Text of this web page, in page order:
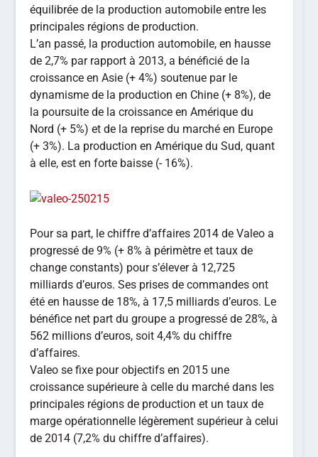
équilibrée de la production automobile entre les
principales régions de production.
L’an passé, la production automobile, en hausse
de 2,7% par rapport à 2013, a bénéficié de la
croissance en Asie (+ 4%) soutenue par le
dynamisme de la production en Chine (+ 8%), de
la poursuite de la croissance en Amérique du
Nord (+ 5%) et de la reprise du marché en Europe
(+ 3%). La production en Amérique du Sud, quant
à elle, est en forte baisse (- 16%).
Pour sa part, le chiffre d’affaires 2014 de Valeo a
progressé de 9% (+ 8% à périmètre et taux de
change constants) pour s’élever à 12,725
milliards d’euros. Ses prises de commandes ont
été en hausse de 18%, à 17,5 milliards d’euros. Le
bénéfice net part du groupe a progressé de 28%, à
562 millions d’euros, soit 4,4% du chiffre
d’affaires.
Valeo se fixe pour objectifs en 2015 une
croissance supérieure à celle du marché dans les
principales régions de production et un taux de
marge opérationnelle légèrement supérieur à celui
de 2014 (7,2% du chiffre d’affaires).